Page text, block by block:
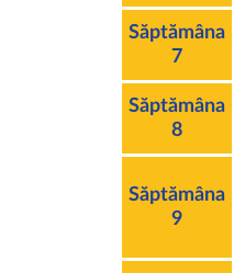
Săptămâna
7
Săptămâna
8
Săptămâna
9